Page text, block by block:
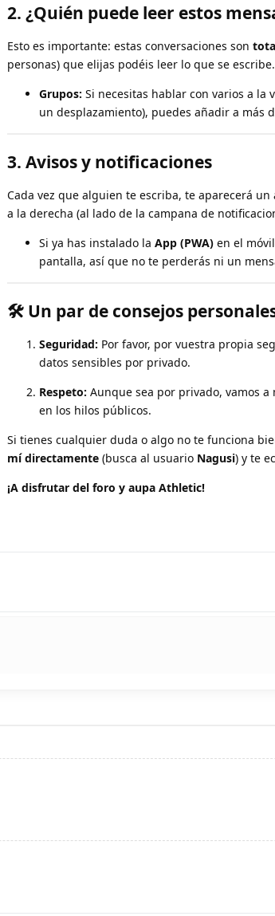
2. ¿Quién puede leer estos
Esto es importante: estas conversaciones son
personas) que elijas podéis leer lo que se escribe.
Grupos: Si necesitas hablar con varios a la
un desplazamiento), puedes añadir a más
3. Avisos y notificaciones
Cada vez que alguien te escriba, te aparecerá un
a la derecha (al lado de la campana de
Si ya has instalado la App (PWA) en el
pantalla, así que no te perderás ni un
🛠 Un par de consejos
Seguridad: Por favor, por vuestra propia
datos sensibles por privado.
Respeto: Aunque sea por privado, vamos
en los hilos públicos.
Si tienes cualquier duda o algo no te funciona
mí directamente (busca al usuario Nagusi) y te
¡A disfrutar del foro y aupa Athletic!